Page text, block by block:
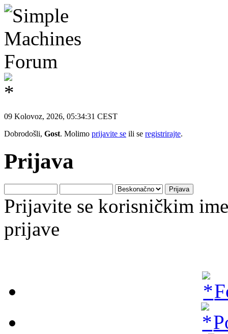
09 Kolovoz, 2026, 05:34:31 CEST
Dobrodošli, Gost. Molimo prijavite se ili se registrirajte.
Prijava
Prijavite se korisničkim
prijave